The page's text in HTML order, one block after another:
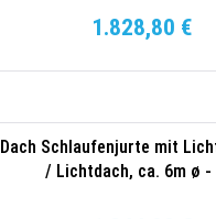
1.828,80 €
Dach Schlaufenjurte mit
/ Lichtdach, ca. 6m ø